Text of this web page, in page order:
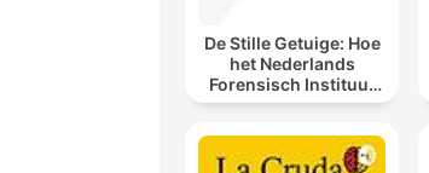
De Stille Getuige: Hoe
het Nederlands
Forensisch Instituut
sporen laat spreken